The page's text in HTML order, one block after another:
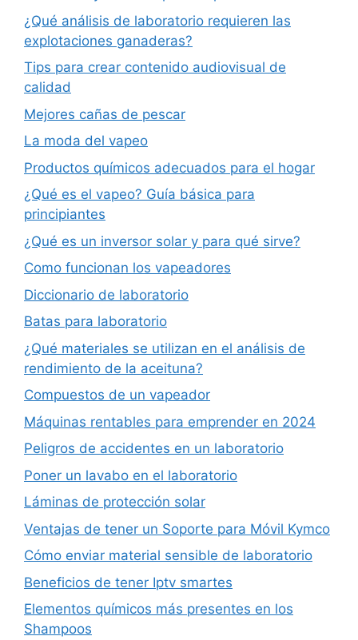
¿Qué análisis de laboratorio requieren las
explotaciones ganaderas?
Tips para crear contenido audiovisual de
calidad
Mejores cañas de pescar
La moda del vapeo
Productos químicos adecuados para el hogar
¿Qué es el vapeo? Guía básica para
principiantes
¿Qué es un inversor solar y para qué sirve?
Como funcionan los vapeadores
Diccionario de laboratorio
Batas para laboratorio
¿Qué materiales se utilizan en el análisis de
rendimiento de la aceituna?
Compuestos de un vapeador
Máquinas rentables para emprender en 2024
Peligros de accidentes en un laboratorio
Poner un lavabo en el laboratorio
Láminas de protección solar
Ventajas de tener un Soporte para Móvil Kymco
Cómo enviar material sensible de laboratorio
Beneficios de tener Iptv smartes
Elementos químicos más presentes en los
Shampoos